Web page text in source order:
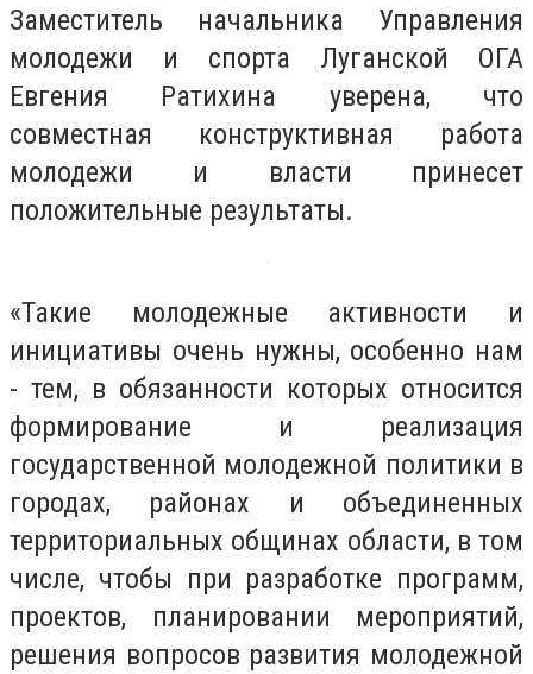
Заместитель начальника Управления
молодежи и спорта Луганской ОГА
Евгения Ратихина уверена, что
совместная конструктивная работа
молодежи и власти принесет
положительные результаты.
«Такие молодежные активности и
инициативы очень нужны, особенно нам
- тем, в обязанности которых относится
формирование и реализация
государственной молодежной политики в
городах, районах и объединенных
территориальных общинах области, в том
числе, чтобы при разработке программ,
проектов, планировании мероприятий,
решения вопросов развития молодежной